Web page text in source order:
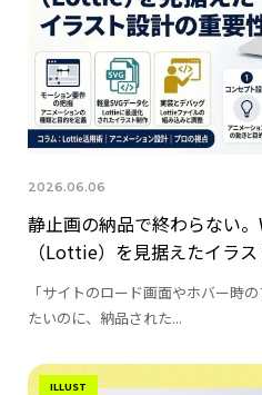
2026.06.06
静止画の納品で終わらない
（Lottie）を見据えたイラ
「サイトのロード画面やホバー時
たいのに、納品された...
ILLUST